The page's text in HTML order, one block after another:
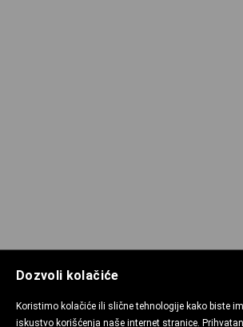
Dozvoli kolačiće
Koristimo kolačiće ili slične tehnologije kako biste
iskustvo korišćenja naše internet stranice.